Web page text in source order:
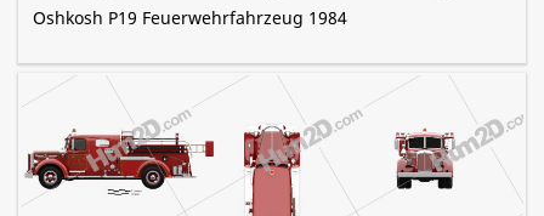
Oshkosh P19 Feuerwehrfahrzeug 1984